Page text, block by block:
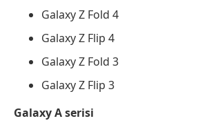
Galaxy Z Fold 4
Galaxy Z Flip 4
Galaxy Z Fold 3
Galaxy Z Flip 3
Galaxy A serisi